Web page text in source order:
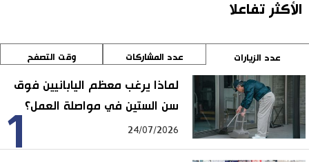
الأكثر تفاعلا
عدد الزيارات عدد المشاركات وقت التصفح
1
لماذا يرغب معظم اليابانيين فوق
سن الستين في مواصلة العمل؟
24/07/2026